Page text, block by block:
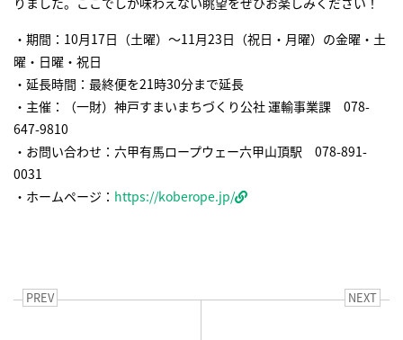
・期間：10月17日（土曜）～11月23日（祝日・月曜）の金曜・土
曜・日曜・祝日
・延長時間：最終便を21時30分まで延長
・主催：（一財）神戸すまいまちづくり公社 運輸事業課 078-
647-9810
・お問い合わせ：六甲有馬ロープウェー六甲山頂駅 078-891-
0031
・ホームページ： https://koberope.jp/
PREV NEXT